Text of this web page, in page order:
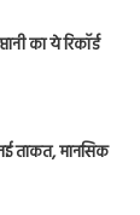
का ये रिकॉर्ड
ताकत, मानसिक